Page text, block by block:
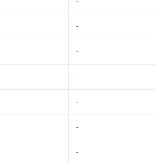
-
-
-
-
-
-